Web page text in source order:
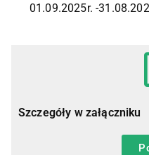
01.09.2025r. -
Szczegóły w załączniku